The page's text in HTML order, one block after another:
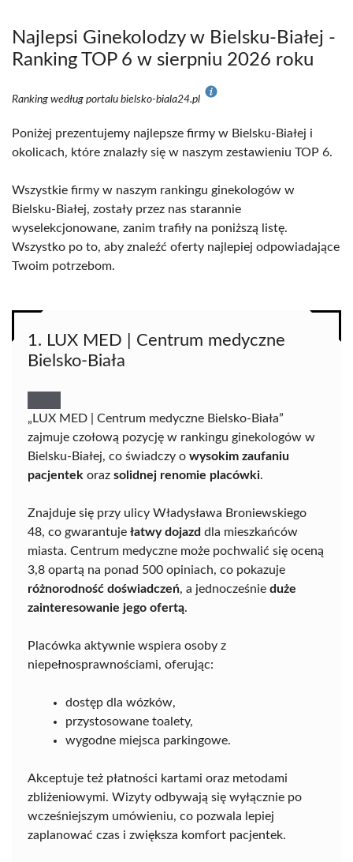
Najlepsi Ginekolodzy w Bielsku-Białej -
Ranking TOP 6 w sierpniu 2026 roku
Ranking według portalu bielsko-biala24.pl
Poniżej prezentujemy najlepsze firmy w Bielsku-Białej i
okolicach, które znalazły się w naszym zestawieniu TOP 6.
Wszystkie firmy w naszym rankingu ginekologów w
Bielsku-Białej, zostały przez nas starannie
wyselekcjonowane, zanim trafiły na poniższą listę.
Wszystko po to, aby znaleźć oferty najlepiej odpowiadające
Twoim potrzebom.
1. LUX MED | Centrum medyczne
Bielsko-Biała
„LUX MED | Centrum medyczne Bielsko-Biała”
zajmuje czołową pozycję w rankingu ginekologów w
Bielsku-Białej, co świadczy o wysokim zaufaniu
pacjentek oraz solidnej renomie placówki.
Znajduje się przy ulicy Władysława Broniewskiego
48, co gwarantuje łatwy dojazd dla mieszkańców
miasta. Centrum medyczne może pochwalić się oceną
3,8 opartą na ponad 500 opiniach, co pokazuje
różnorodność doświadczeń, a jednocześnie duże
zainteresowanie jego ofertą.
Placówka aktywnie wspiera osoby z
niepełnosprawnościami, oferując:
dostęp dla wózków,
przystosowane toalety,
wygodne miejsca parkingowe.
Akceptuje też płatności kartami oraz metodami
zbliżeniowymi. Wizyty odbywają się wyłącznie po
wcześniejszym umówieniu, co pozwala lepiej
zaplanować czas i zwiększa komfort pacjentek.